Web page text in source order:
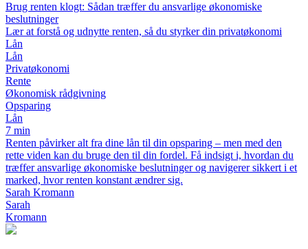
Brug renten klogt: Sådan træffer du ansvarlige økonomiske
beslutninger
Lær at forstå og udnytte renten, så du styrker din privatøkonomi
Lån
Lån
Privatøkonomi
Rente
Økonomisk rådgivning
Opsparing
Lån
7 min
Renten påvirker alt fra dine lån til din opsparing – men med den
rette viden kan du bruge den til din fordel. Få indsigt i, hvordan du
træffer ansvarlige økonomiske beslutninger og navigerer sikkert i et
marked, hvor renten konstant ændrer sig.
Sarah Kromann
Sarah
Kromann